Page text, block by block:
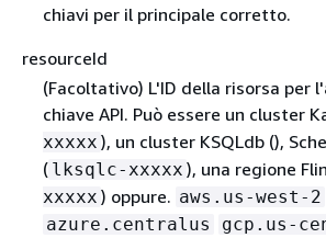
chiavi per il principale corretto.
resourceId
(Facoltativo) L'ID della risorsa per
chiave API. Può essere un cluster
xxxxx ), un cluster KSQLdb (),
( lksqlc-xxxxx ), una regione
xxxxx ) oppure. aws.us-west-2
azure.centralus
gcp.us-